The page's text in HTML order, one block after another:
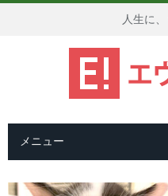
人生に
メニュー